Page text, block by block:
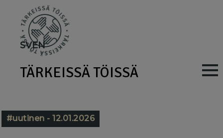
main
content
SVEN
TÄRKEISSÄ TÖISSÄ
#uutinen - 12.01.2026